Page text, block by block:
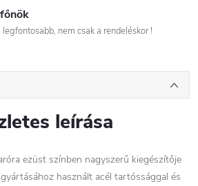
nem csak a rendeléskor !
leírása
ezüst színben nagyszerű kiegészítője
használt acél tartóssággal és